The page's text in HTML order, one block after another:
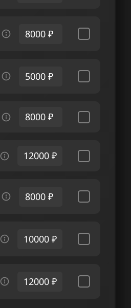
8000 ₽
5000 ₽
8000 ₽
12000 ₽
8000 ₽
10000 ₽
12000 ₽